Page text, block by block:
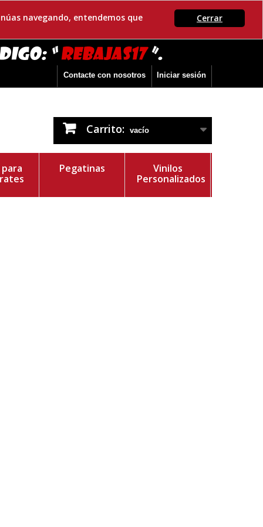
Cerrar
navegando, entendemos que
Iniciar sesión
Contacte con nosotros
Carrito: vacío
Pegatinas
Vinilos
Personalizados